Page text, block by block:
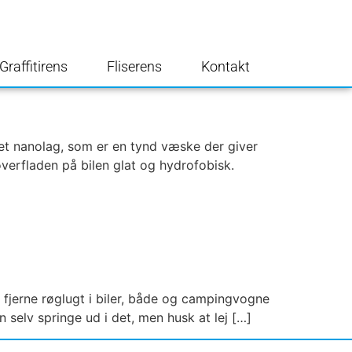
Graffitirens Fliserens Kontakt
nanolag, som er en tynd væske der giver
på bilen glat og hydrofobisk.
røglugt i biler, både og campingvogne
selv springe ud i det, men husk at lej […]